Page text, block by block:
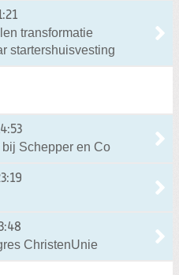
transformatie
startershuisvesting
Schepper en Co
ChristenUnie